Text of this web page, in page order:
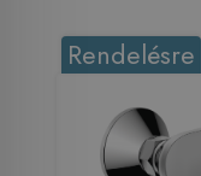
Rendelésre